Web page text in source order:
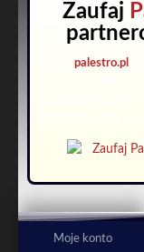
Zaufaj
palestro.pl
Moje konto